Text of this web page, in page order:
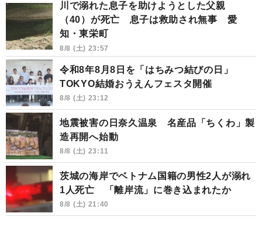
川で溺れた息子を助けようとした父親
（40）が死亡 息子は救助され無事 愛
知・東栄町
8/8 (土) 23:57
令和8年8月8日を「はちみつ結びの日」
TOKYO結婚おうえんフェスタ開催
8/8 (土) 23:12
地震被害の日奈久温泉 名産品「ちくわ」製
造再開へ始動
8/8 (土) 23:11
茨城の海岸でベトナム国籍の男性2人が溺れ
1人死亡 「離岸流」に巻き込まれたか
8/8 (土) 21:40